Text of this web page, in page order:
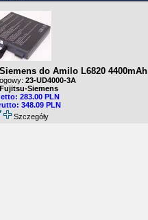
do Amilo L6820 4400mAh
23-UD4000-3A
Fujitsu-Siemens
283.00 PLN
348.09 PLN
Szczegóły